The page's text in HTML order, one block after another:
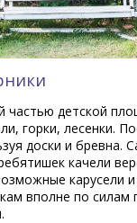
частью детской
горки, лесенки.
доски и бревна.
качели
карусели и
вполне по силам